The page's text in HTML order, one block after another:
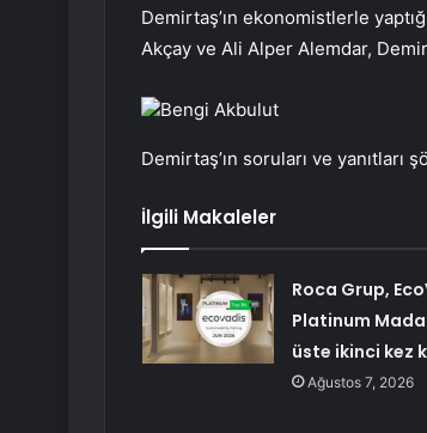
Demirtaş’ın ekonomistlerle
Akçay ve Ali Alper Alemdar,
Bengi Akbulut
Demirtaş’ın soruları ve yanıtları
İlgili Makaleler
Roca Grup,
Platinum
üste ikinci kez
Ağustos 7, 2026